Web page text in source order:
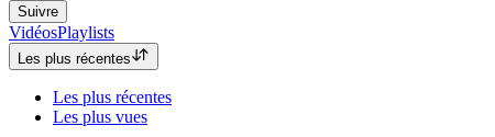
Suivre
VidéosPlaylists
Les plus récentes
Les plus récentes
Les plus vues